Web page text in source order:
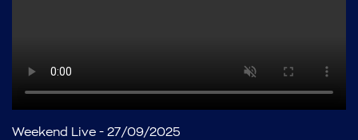
Weekend Live - 27/09/2025